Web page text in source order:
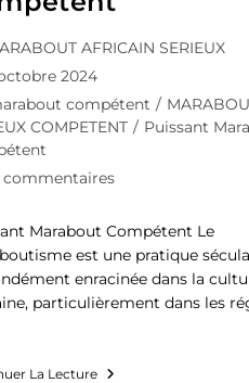
autrice
:
AFRICAIN SERIEUX
:
2024
compétent /
COMPETENT / Puissant
:
commentaires
Marabout Compétent Le
est une pratique
enracinée dans la
particulièrement dans les
La LecturePuissant